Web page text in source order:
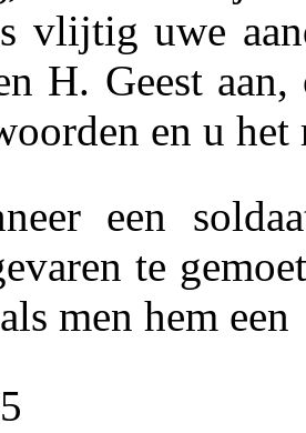
vlijtig uwe
H. Geest
en u
een
te
men hem een